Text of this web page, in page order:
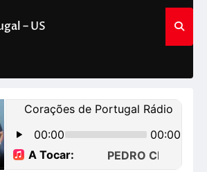
– US